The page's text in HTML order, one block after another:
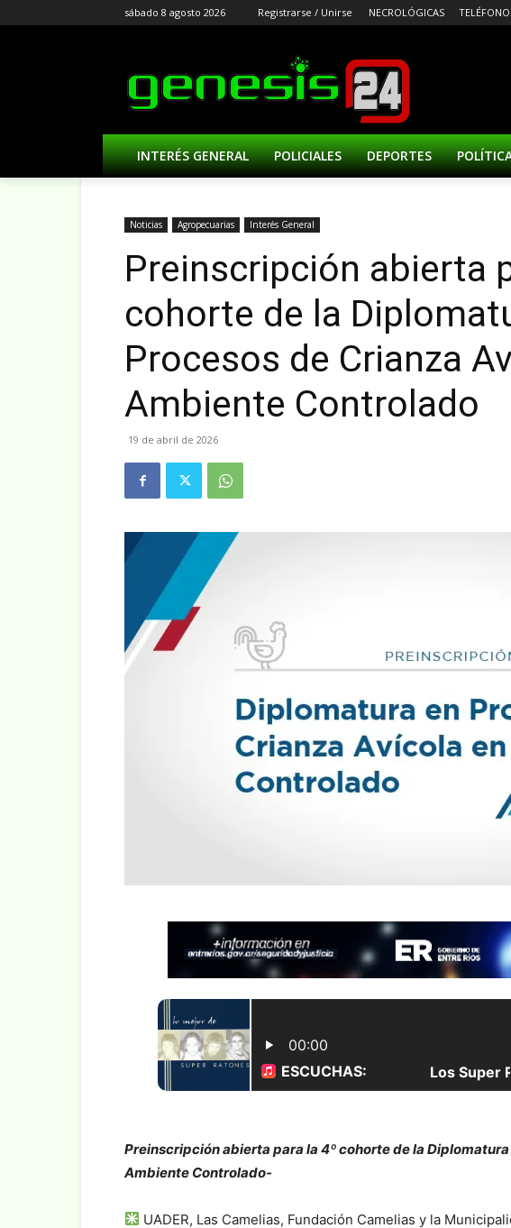
sábado 8 agosto 2026 Registrarse / Unirse NECROLÓGICAS
INTERÉS GENERAL POLICIALES DEPORTES
Noticias Agropecuarias Interés General
Preinscripción abierta
cohorte de la
Procesos de Crianza
Ambiente Controlado
19 de abril de 2026
Preinscripción abierta para la 4º cohorte de la
Ambiente Controlado-
UADER, Las Camelias, Fundación Camelias y la